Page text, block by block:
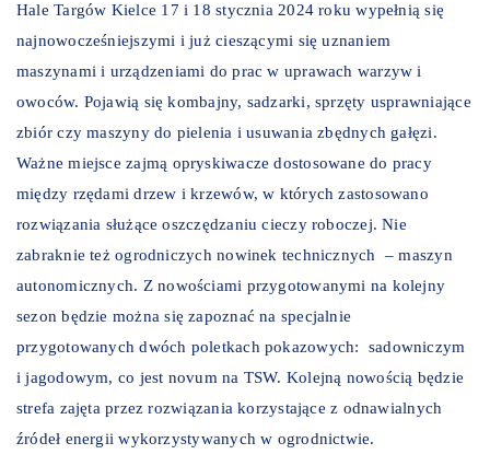
Hale Targów Kielce 17 i 18 stycznia 2024 roku wypełnią się
najnowocześniejszymi i już cieszącymi się uznaniem
maszynami i urządzeniami do prac w uprawach warzyw i
owoców. Pojawią się kombajny, sadzarki, sprzęty usprawniające
zbiór czy maszyny do pielenia i usuwania zbędnych gałęzi.
Ważne miejsce zajmą opryskiwacze dostosowane do pracy
między rzędami drzew i krzewów, w których zastosowano
rozwiązania służące oszczędzaniu cieczy roboczej. Nie
zabraknie też ogrodniczych nowinek technicznych – maszyn
autonomicznych. Z nowościami przygotowanymi na kolejny
sezon będzie można się zapoznać na specjalnie
przygotowanych dwóch poletkach pokazowych: sadowniczym
i jagodowym, co jest novum na TSW. Kolejną nowością będzie
strefa zajęta przez rozwiązania korzystające z odnawialnych
źródeł energii wykorzystywanych w ogrodnictwie.